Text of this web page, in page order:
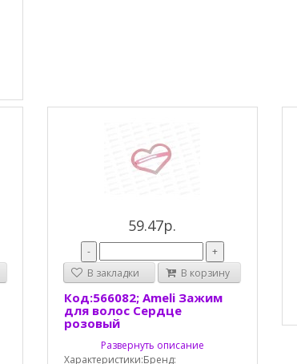
59.47р.
-
+
В закладки
В корзину
Код:566082; Ameli Зажим
для волос Сердце
розовый
Развернуть описание
Характеристики:Бренд: